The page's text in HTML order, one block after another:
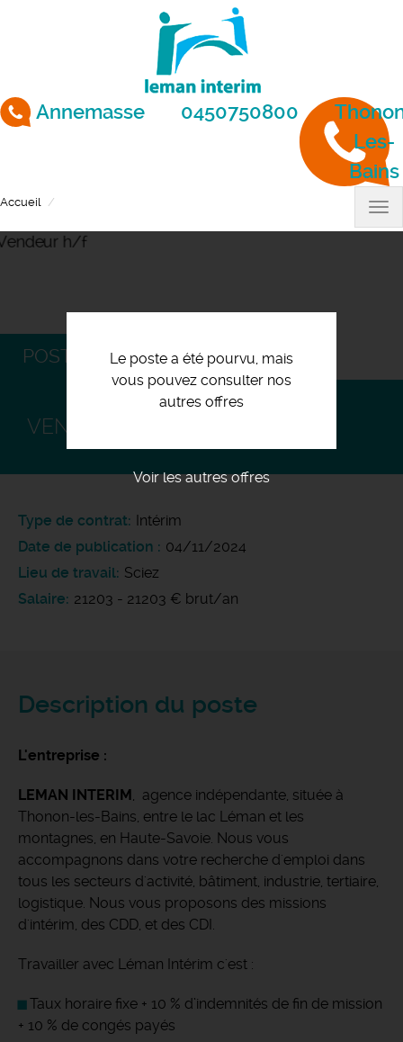
Annemasse 0450750800
Les-
Bains
Accueil
Le poste a été pourvu, mais
vous pouvez consulter nos
autres offres
Voir les autres offres
POSTULEZ
VENDEUR H/F
Type de contrat Intérim
Date de publication
04/11/2024
Lieu de travail Sciez
Salaire 21203 - 21203 € brut/an
Description du poste
L'entreprise :
LEMAN INTERIM, agence indépendante, située à
Thonon-les-Bains, entre le lac Léman et les
montagnes, en Haute-Savoie. Nous vous
accompagnons dans votre recherche d'emploi dans
tous les secteurs d'activité, bâtiment, industrie, tertiaire,
logistique. Nous vous proposons des missions
d'intérim, des CDD, et des CDI.
Travailler avec Léman Intérim c'est :
Taux horaire fixe + 10 % d’indemnités de fin de mission
+ 10 % de congés payés